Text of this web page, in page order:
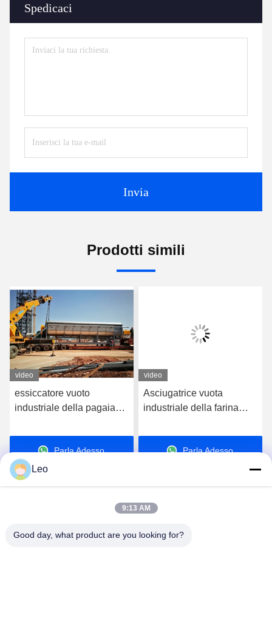
Spedicaci
Invia
Prodotti simili
video
essiccatore vuoto
industriale della pagaia
betoniera del fango
Parla Adesso.
video
Asciugatrice vuota
industriale della farina
pagaia di certificazione
ISO9001 30KW
Parla Adesso.
Jiangsu Shengman Drying Equipment
Leo
9:13 AM
Good day, what product are you looking for?